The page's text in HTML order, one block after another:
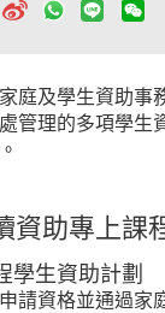
庭及學生資助事
管理的多項學生
資助專上課
學生資助計劃
請資格並通過家